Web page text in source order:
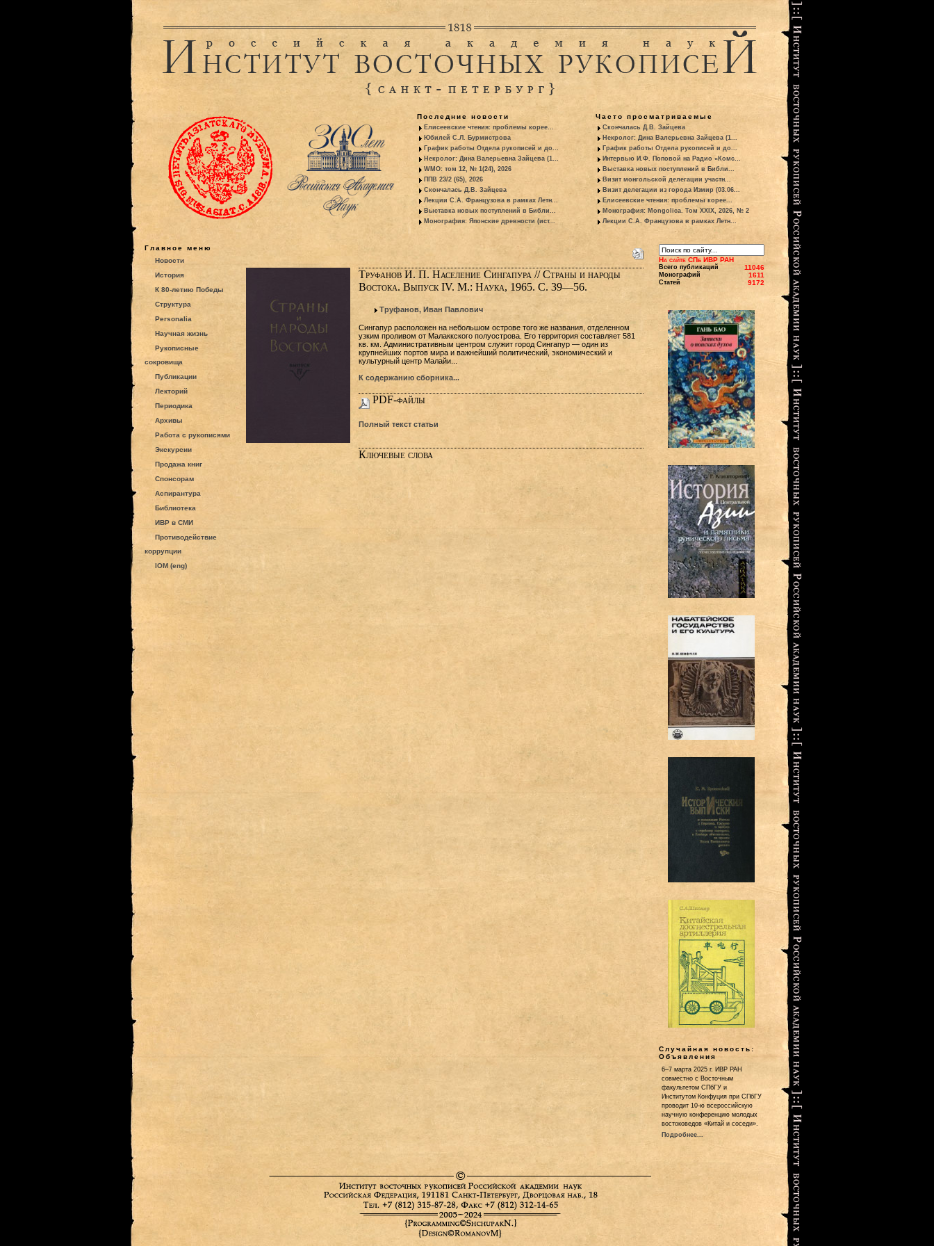
Последние новости
Елисеевские чтения: проблемы корее...
Юбилей С.Л. Бурмистрова
График работы Отдела рукописей и до...
Некролог: Дина Валерьевна Зайцева (1...
WMO: том 12, № 1(24), 2026
ППВ 23/2 (65), 2026
Скончалась Д.В. Зайцева
Лекции С.А. Французова в рамках Летн...
Выставка новых поступлений в Библи...
Монография: Японские древности (ист...
Часто просматриваемые
Скончалась Д.В. Зайцева
Некролог: Дина Валерьевна Зайцева (1...
График работы Отдела рукописей и до...
Интервью И.Ф. Поповой на Радио «Комс...
Выставка новых поступлений в Библи...
Визит монгольской делегации участн...
Визит делегации из города Измир (03.06...
Елисеевские чтения: проблемы корее...
Монография: Mongolica. Том XXIX, 2026, № 2
Лекции С.А. Французова в рамках Летн...
Главное меню
Новости
История
К 80-летию Победы
Структура
Personalia
Научная жизнь
Рукописные
сокровища
Публикации
Лекторий
Периодика
Архивы
Работа с рукописями
Экскурсии
Продажа книг
Спонсорам
Аспирантура
Библиотека
ИВР в СМИ
Противодействие
коррупции
IOM (eng)
Труфанов И. П. Население Сингапура // Страны и народы
Востока. Выпуск IV. М.: Наука, 1965. С. 39—56.
Труфанов, Иван Павлович
Сингапур расположен на небольшом острове того же названия, отделенном
узким проливом от Малаккского полуострова. Его территория составляет 581
кв. км. Административным центром служит город Сингапур — один из
крупнейших портов мира и важнейший политический, экономический и
культурный центр Малайи...
К содержанию сборника...
PDF-файлы
Полный текст статьи
Ключевые слова
На сайте СПб ИВР РАН
Всего публикаций 11046
Монографий 1611
Статей 9172
Случайная новость:
Объявления
6–7 марта 2025 г. ИВР РАН
совместно с Восточным
факультетом СПбГУ и
Институтом Конфуция при СПбГУ
проводит 10-ю всероссийскую
научную конференцию молодых
востоковедов «Китай и соседи».
Подробнее...